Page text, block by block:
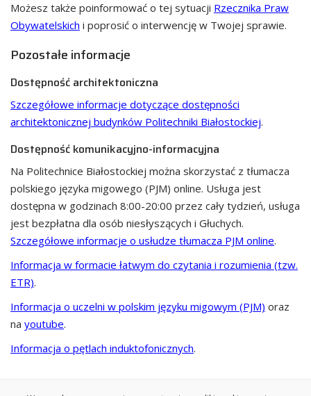
Możesz także poinformować o tej sytuacji Rzecznika Praw
Obywatelskich i poprosić o interwencję w Twojej sprawie.
Pozostałe informacje
Dostępność architektoniczna
Szczegółowe informacje dotyczące dostępności
architektonicznej budynków Politechniki Białostockiej.
Dostępność komunikacyjno-informacyjna
Na Politechnice Białostockiej można skorzystać z tłumacza
polskiego języka migowego (PJM) online. Usługa jest
dostępna w godzinach 8:00-20:00 przez cały tydzień, usługa
jest bezpłatna dla osób niesłyszących i Głuchych.
Szczegółowe informacje o usłudze tłumacza PJM online.
Informacja w formacie łatwym do czytania i rozumienia (tzw.
ETR).
Informacja o uczelni w polskim języku migowym (PJM) oraz
na youtube.
Informacja o pętlach induktofonicznych.